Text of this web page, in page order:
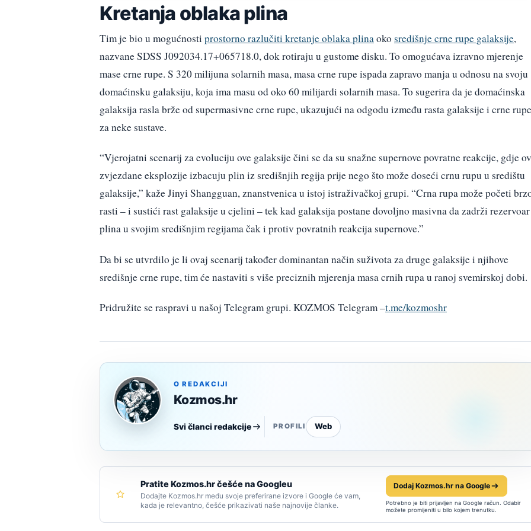
Kretanja oblaka plina
Tim je bio u mogućnosti prostorno razlučiti kretanje oblaka plinaoko središnje crne rupe galaksije,
nazvane SDSS J092034.17+065718.0, dok rotiraju u gustome disku. To omogućava izravno mjerenje
mase crne rupe. S 320 milijuna solarnih masa, masa crne rupe ispada zapravo manja u odnosu na svoju
domaćinsku galaksiju, koja ima masu od oko 60 milijardi solarnih masa. To sugerira da je domaćinska
galaksija rasla brže od supermasivne crne rupe, ukazujući na odgodu između rasta galaksije i crne rupe
za neke sustave.
“Vjerojatni scenarij za evoluciju ove galaksije čini se da su snažne supernove povratne reakcije, gdje
zvjezdane eksplozije izbacuju plin iz središnjih regija prije nego što može doseći crnu rupu u središtu
galaksije,” kaže Jinyi Shangguan, znanstvenica u istoj istraživačkoj grupi. “Crna rupa može početi
rasti – i sustići rast galaksije u cjelini – tek kad galaksija postane dovoljno masivna da zadrži rezervoar
plina u svojim središnjim regijama čak i protiv povratnih reakcija supernove.”
Da bi se utvrdilo je li ovaj scenarij također dominantan način suživota za druge galaksije i njihove
središnje crne rupe, tim će nastaviti s više preciznih mjerenja masa crnih rupa u ranoj svemirskoj dobi.
Pridružite se raspravi u našoj Telegram grupi. KOZMOS Telegram –t.me/kozmoshr
O REDAKCIJI
Kozmos.hr
Svi članci redakcije PROFILI Web
Pratite Kozmos.hr češće na Googleu
Dodajte Kozmos.hr među svoje preferirane izvore i Google će vam,
kada je relevantno, češće prikazivati naše najnovije članke.
Dodaj Kozmos.hr na Google
Potrebno je biti prijavljen na Google račun. Odabir
možete promijeniti u bilo kojem trenutku.